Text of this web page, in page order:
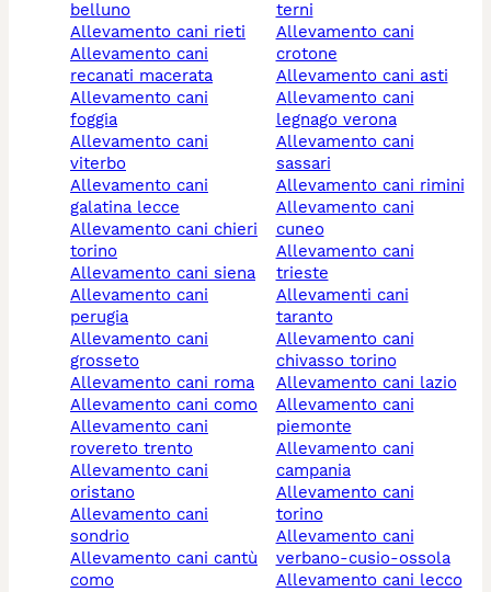
belluno
allevamento cani rieti
allevamento cani
recanati macerata
allevamento cani
foggia
allevamento cani
viterbo
allevamento cani
galatina lecce
allevamento cani chieri
torino
allevamento cani siena
allevamento cani
perugia
allevamento cani
grosseto
allevamento cani roma
allevamento cani como
allevamento cani
rovereto trento
allevamento cani
oristano
allevamento cani
sondrio
allevamento cani cantù
como
terni
allevamento cani
crotone
allevamento cani asti
allevamento cani
legnago verona
allevamento cani
sassari
allevamento cani rimini
allevamento cani
cuneo
allevamento cani
trieste
allevamenti cani
taranto
allevamento cani
chivasso torino
allevamento cani lazio
allevamento cani
piemonte
allevamento cani
campania
allevamento cani
torino
allevamento cani
verbano-cusio-ossola
allevamento cani lecco